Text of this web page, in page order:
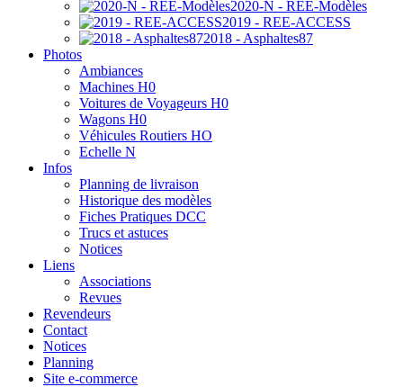
2020-N - REE-Modèles
2019 - REE-ACCESS
2018 - Asphaltes87
Photos
Ambiances
Machines H0
Voitures de Voyageurs H0
Wagons H0
Véhicules Routiers HO
Echelle N
Infos
Planning de livraison
Historique des modèles
Fiches Pratiques DCC
Trucs et astuces
Notices
Liens
Associations
Revues
Revendeurs
Contact
Notices
Planning
Site e-commerce